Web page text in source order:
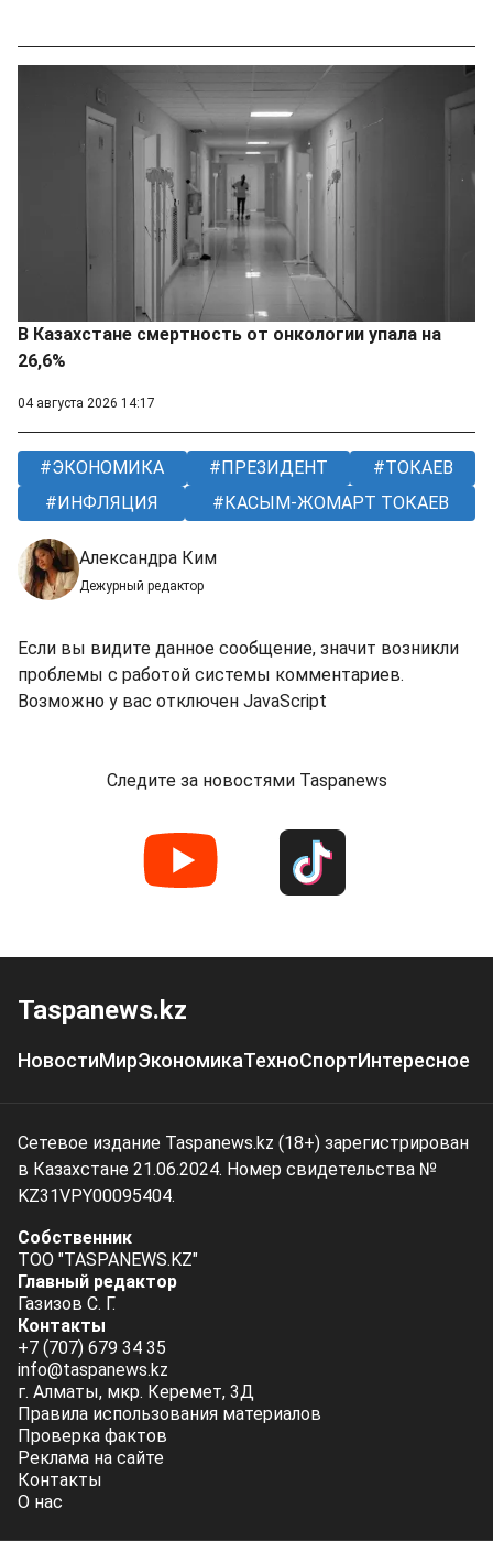
В Казахстане смертность от онкологии упала на
26,6%
04 августа 2026 14:17
ЭКОНОМИКА ПРЕЗИДЕНТ
ТОКАЕВ
ИНФЛЯЦИЯ
КАСЫМ-ЖОМАРТ ТОКАЕВ
Александра Ким
Дежурный редактор
Если вы видите данное сообщение, значит возникли
проблемы с работой системы комментариев.
Возможно у вас отключен JavaScript
Следите за новостями Taspanews
Taspanews.kz
НовостиМирЭкономикаТехноСпортИнтересное
Сетевое издание Taspanews.kz (18+) зарегистрирован
в Казахстане 21.06.2024. Номер свидетельства №
KZ31VPY00095404.
Собственник
ТОО "TASPANEWS.KZ"
Главный редактор
Газизов С. Г.
Контакты
+7 (707) 679 34 35
info@taspanews.kz
г. Алматы, мкр. Керемет, 3Д
Правила использования материалов
Проверка фактов
Реклама на сайте
Контакты
О нас